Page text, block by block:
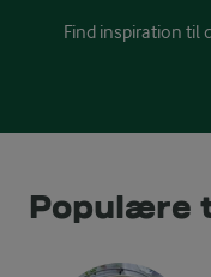
Find inspiration til
Populære